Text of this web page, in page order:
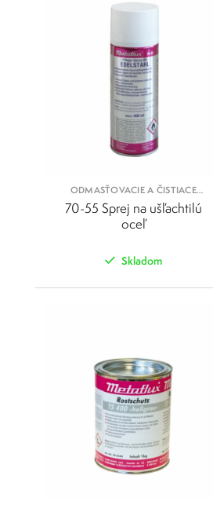
ODMASŤOVACIE A ČISTIACE
SPREJE
70-55 Sprej na ušľachtilú
oceľ
Skladom